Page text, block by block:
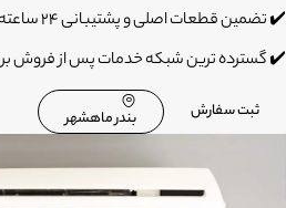
✔️ تضمین قطعات اصلی و پشتیبانی 24 ساعته
✔️ گسترده ترین شبکه خدمات پس از فروش
ثبت سفارش بندر ماهشهر